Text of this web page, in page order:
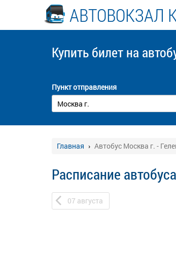
АВТОВОКЗАЛ
Купить билет на
Пункт отправления
Главная Автобус Москва г. -
Расписание
07 августа